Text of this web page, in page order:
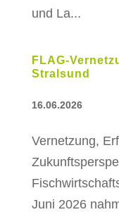
und La...
FLAG-
Stralsund
16.06.2026
Vernetzung,
Juni 2026